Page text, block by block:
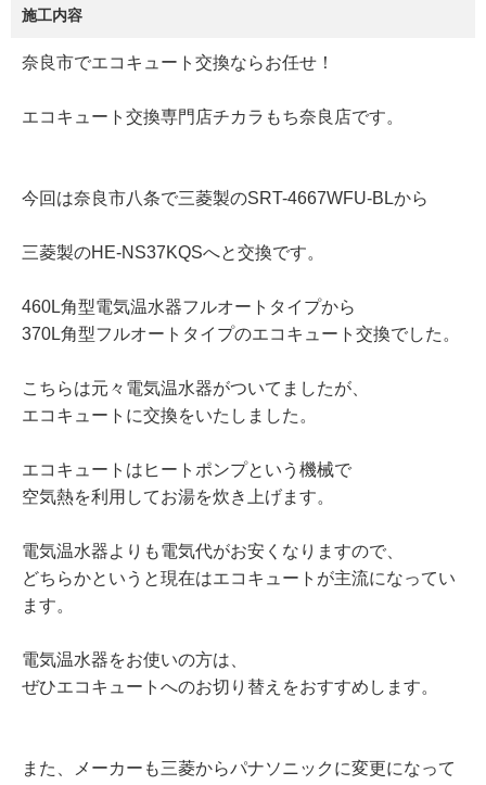
施工内容
奈良市でエコキュート交換ならお任せ！
エコキュート交換専門店チカラもち奈良店です。
今回は奈良市八条で三菱製のSRT-4667WFU-BLから
三菱製のHE-NS37KQSへと交換です。
460L角型電気温水器フルオートタイプから
370L角型フルオートタイプのエコキュート交換でした。
こちらは元々電気温水器がついてましたが、
エコキュートに交換をいたしました。
エコキュートはヒートポンプという機械で
空気熱を利用してお湯を炊き上げます。
電気温水器よりも電気代がお安くなりますので、
どちらかというと現在はエコキュートが主流になってい
ます。
電気温水器をお使いの方は、
ぜひエコキュートへのお切り替えをおすすめします。
また、メーカーも三菱からパナソニックに変更になって